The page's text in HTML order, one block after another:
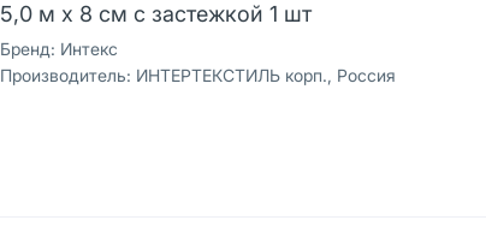
5,0 м х 8 см с застежкой 1 шт
Бренд: Интекс
Производитель: ИНТЕРТЕКСТИЛЬ корп., Россия